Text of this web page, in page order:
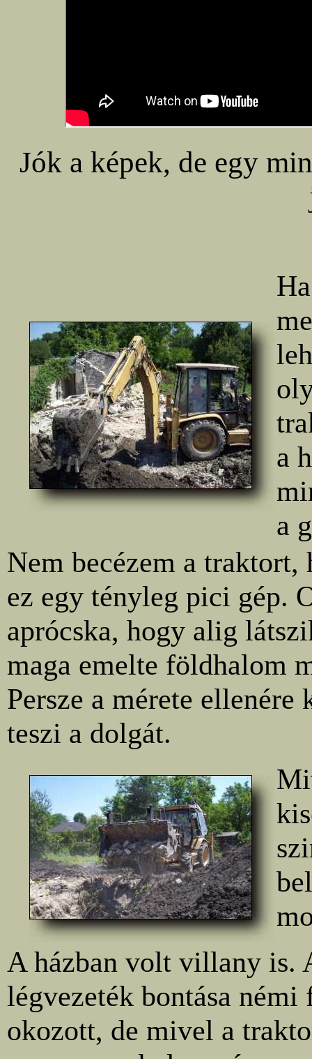
Jók a képek, de egy
a
a
Nem becézem a traktort,
ez egy tényleg pici gép.
aprócska, hogy alig
maga emelte földhalom
Persze a mérete ellenére
teszi a dolgát.
A házban volt villany is.
légvezeték bontása némi
okozott, de mivel a